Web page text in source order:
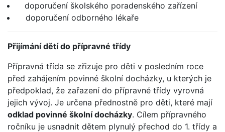
doporučení školského poradenského zařízení
doporučení odborného lékaře
Přijímání dětí do přípravné třídy
Přípravná třída se zřizuje pro děti v posledním roce
před zahájením povinné školní docházky, u kterých je
předpoklad, že zařazení do přípravné třídy vyrovná
jejich vývoj. Je určena přednostně pro děti, které mají
odklad povinné školní docházky. Cílem přípravného
ročníku je usnadnit dětem plynulý přechod do 1. třídy a